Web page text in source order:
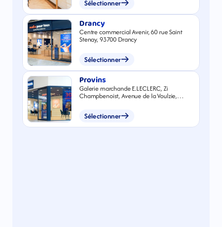
Sélectionner
Drancy
Centre commercial Avenir, 60 rue Saint
Stenay, 93700 Drancy
Sélectionner
Provins
Galerie marchande E.LECLERC, Zi
Champbenoist, Avenue de la Voulzie,
Sélectionner